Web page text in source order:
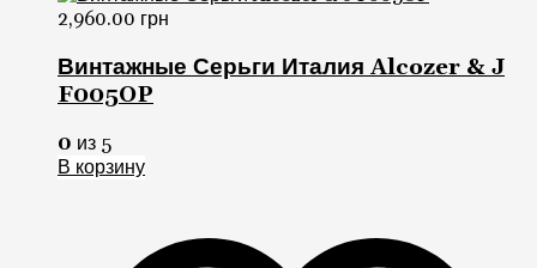
2,960.00 грн
Винтажные Серьги Италия Alcozer & J
F005OP
0 из 5
В корзину